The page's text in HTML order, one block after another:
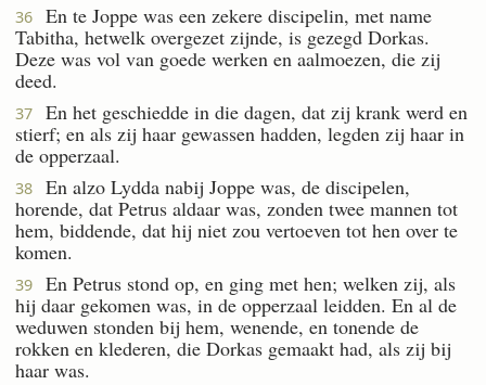
36
En te Joppe was een zekere discipelin, met name
Tabitha, hetwelk overgezet zijnde, is gezegd Dorkas.
Deze was vol van goede werken en aalmoezen, die zij
deed.
37
En het geschiedde in die dagen, dat zij krank werd en
stierf; en als zij haar gewassen hadden, legden zij haar in
de opperzaal.
38
En alzo Lydda nabij Joppe was, de discipelen,
horende, dat Petrus aldaar was, zonden twee mannen tot
hem, biddende, dat hij niet zou vertoeven tot hen over te
komen.
39
En Petrus stond op, en ging met hen; welken zij, als
hij daar gekomen was, in de opperzaal leidden. En al de
weduwen stonden bij hem, wenende, en tonende de
rokken en klederen, die Dorkas gemaakt had, als zij bij
haar was.